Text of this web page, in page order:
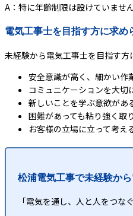
A：特に年齢制限は設けていませ
電気工事士を目指す方に求め
未経験から電気工事士を目指す
安全意識が高く、細かい作
コミュニケーションを大切
新しいことを学ぶ意欲があ
困難があっても粘り強く取
お客様の立場に立って考え
松浦電気工事で未経験か
「電気を通し、人と人をつ